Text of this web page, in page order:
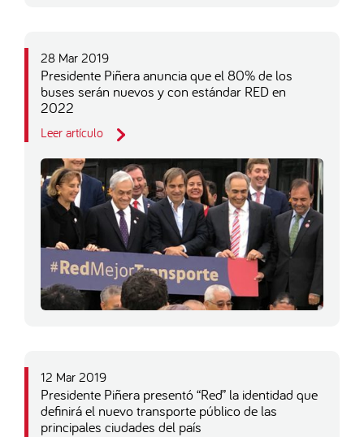
28 Mar 2019
Presidente Piñera anuncia que el 80% de los
buses serán nuevos y con estándar RED en
2022
Leer artículo
12 Mar 2019
Presidente Piñera presentó “Red” la identidad que
definirá el nuevo transporte público de las
principales ciudades del país